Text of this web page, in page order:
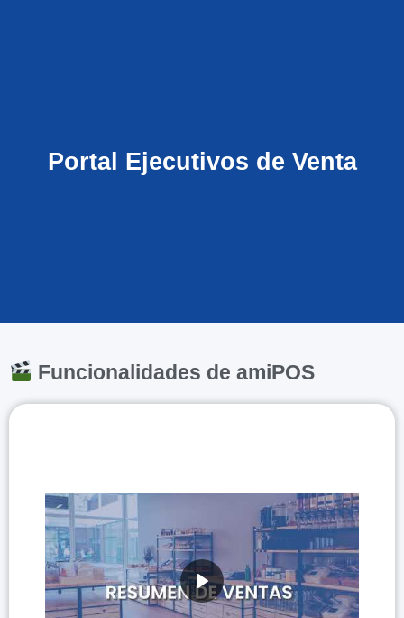
Portal Ejecutivos de Venta
Funcionalidades de amiPOS